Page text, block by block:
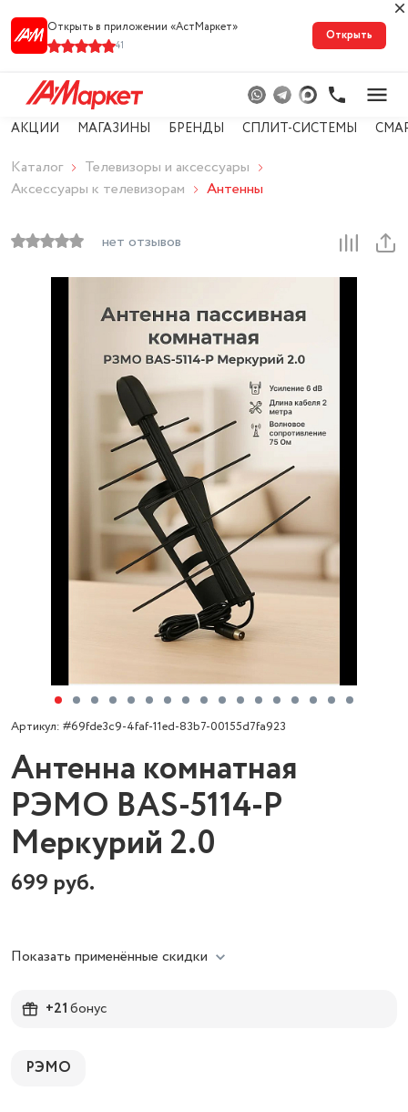
Открыть в приложении «АстМарке‪т‬»
41
Открыть
АКЦИИ МАГАЗИНЫ БРЕНДЫ СПЛИТ-СИСТЕМЫ
Каталог
Телевизоры и аксессуары
Аксессуары к телевизорам
Антенны
нет отзывов
Артикул: #69fde3c9-4faf-11ed-83b7-00155d7fa923
Антенна комнатная
РЭМО BAS-5114-P
Меркурий 2.0
699 руб.
Показать применённые скидки
+21бонус
РЭМО